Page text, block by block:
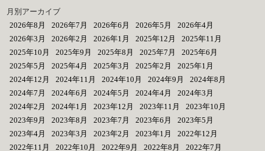
月別アーカイブ
2026年8月
2026年7月 2026年6月 2026年5月
2026年4月
2026年3月
2026年2月 2026年1月 2025年12月
2025年11月
2025年10月
2025年9月 2025年8月 2025年7月
2025年6月
2025年5月
2025年4月 2025年3月 2025年2月
2025年1月
2024年12月
2024年11月 2024年10月 2024年9月
2024年8月
2024年7月
2024年6月 2024年5月 2024年4月
2024年3月
2024年2月
2024年1月 2023年12月 2023年11月
2023年10月
2023年9月
2023年8月 2023年7月 2023年6月
2023年5月
2023年4月
2023年3月 2023年2月 2023年1月
2022年12月
2022年11月
2022年10月 2022年9月 2022年8月 2022年7月